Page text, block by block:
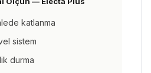
katlanma
sistem
durma